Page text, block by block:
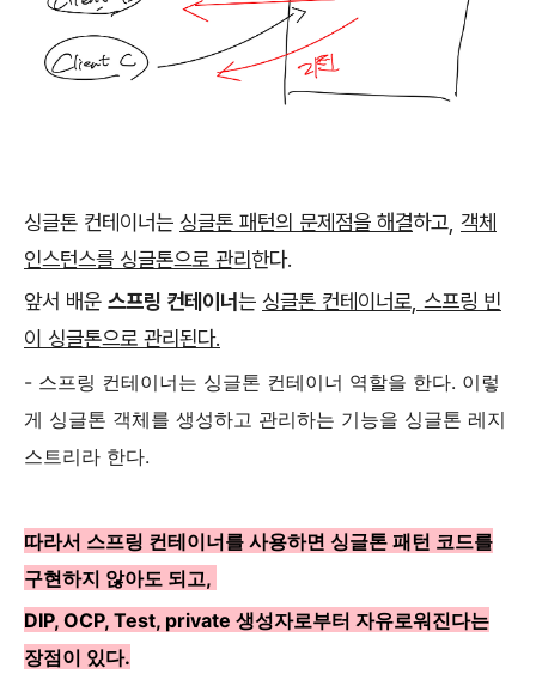
싱글톤 컨테이너는 싱글톤 패턴의 문제점을 해결하고, 객체
인스턴스를 싱글톤으로 관리한다.
앞서 배운 스프링 컨테이너는 싱글톤 컨테이너로, 스프링 빈
이 싱글톤으로 관리된다.
- 스프링 컨테이너는 싱글톤 컨테이너 역할을 한다. 이렇
게 싱글톤 객체를 생성하고 관리하는 기능을 싱글톤 레지
스트리라 한다.
따라서 스프링 컨테이너를 사용하면 싱글톤 패턴 코드를
구현하지 않아도 되고,
DIP, OCP, Test, private 생성자로부터 자유로워진다는
장점이 있다.